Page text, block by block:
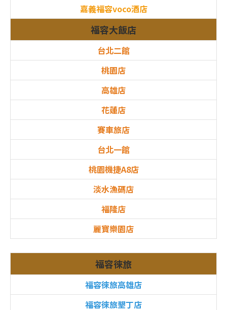
嘉義福容voco酒店
福容大飯店
台北二館
桃園店
高雄店
花蓮店
賽車旅店
台北一館
桃園機捷A8店
淡水漁碼店
福隆店
麗寶樂園店
福容徠旅
福容徠旅高雄店
福容徠旅墾丁店